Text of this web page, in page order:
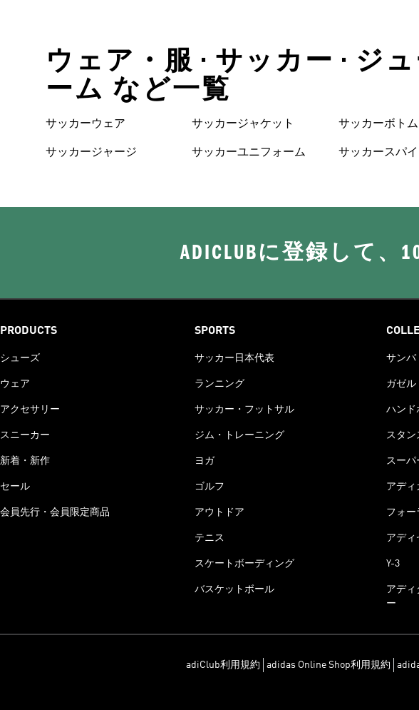
ウェア・服 • サッカー • ジ
ーム など一覧
サッカーウェア
サッカージャージ
サッカージャケット
サッカーユニフォーム
サッカーボトム
サッカースパイ
ADICLUBに登録して、
PRODUCTS
シューズ
ウェア
アクセサリー
スニーカー
新着・新作
セール
会員先行・会員限定商品
SPORTS
サッカー日本代表
ランニング
サッカー・フットサル
ジム・トレーニング
ヨガ
ゴルフ
アウトドア
テニス
スケートボーディング
バスケットボール
サンバ
ガゼル
ハンド
スタン
スーパ
アディ
フォー
アディ
Y-3
アディ
ー
adiClub利用規約 adidas Online Shop利用規約